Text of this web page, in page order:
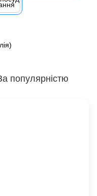
популярністю